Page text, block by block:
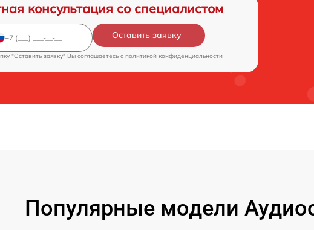
консультация со специалистом
Оставить заявку
"Оставить заявку" Вы соглашаетесь c политикой конфиденциальности
Популярные модели